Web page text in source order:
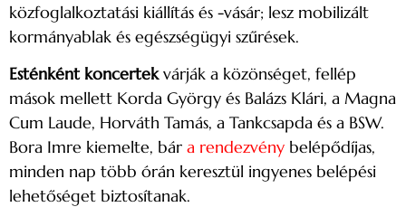
közfoglalkoztatási kiállítás és -vásár; lesz mobilizált
kormányablak és egészségügyi szűrések.
Esténként koncertekvárják a közönséget, fellép
mások mellett Korda György és Balázs Klári, a Magna
Cum Laude, Horváth Tamás, a Tankcsapda és a BSW.
Bora Imre kiemelte, bár a rendezvény belépődíjas,
minden nap több órán keresztül ingyenes belépési
lehetőséget biztosítanak.